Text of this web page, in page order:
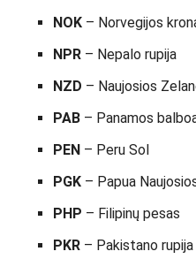
NOK – Norvegijos
NPR – Nepalo rupija
NZD – Naujosios
PAB – Panamos
PEN – Peru Sol
PGK – Papua
PHP – Filipinų pesas
PKR – Pakistano rupija